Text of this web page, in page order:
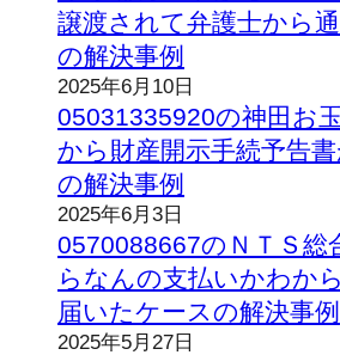
譲渡されて弁護士から
の解決事例
2025年6月10日
05031335920の神田お
から財産開示手続予告
の解決事例
2025年6月3日
0570088667のＮＴＳ総
らなんの支払いかわか
届いたケースの解決事例
2025年5月27日